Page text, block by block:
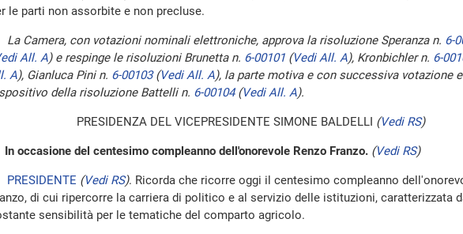
le parti non assorbite e non precluse.
La Camera, con votazioni nominali elettroniche, approva la risoluzione Speranza n. 6-
All. A)e respinge le risoluzioni Brunetta n. 6-00101 (Vedi All. A), Kronbichler n. 6-
A), Gianluca Pini n. 6-00103 (Vedi All. A), la parte motiva e con successiva votazione
della risoluzione Battelli n. 6-00104 (Vedi All. A).
PRESIDENZA DEL VICEPRESIDENTE SIMONE BALDELLI (Vedi RS)
In occasione del centesimo compleanno dell'onorevole Renzo Franzo. (Vedi RS)
PRESIDENTE (Vedi RS). Ricorda che ricorre oggi il centesimo compleanno
di cui ripercorre la carriera di politico e al servizio delle istituzioni, caratterizzata
sensibilità per le tematiche del comparto agricolo.